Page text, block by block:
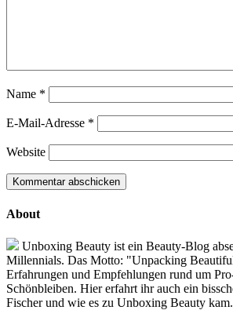
Name *
E-Mail-Adresse *
Website
About
Unboxing Beauty ist ein Beauty-Blog
Millennials. Das Motto: "Unpacking
Erfahrungen und Empfehlungen rund um
Schönbleiben. Hier erfahrt ihr auch ein
Fischer und wie es zu Unboxing Beauty kam.